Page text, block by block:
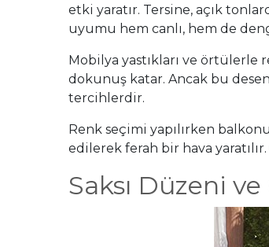
etki yaratır. Tersine, açık
uyumu hem canlı, hem de
Mobilya yastıkları ve
dokunuş katar. Ancak bu
tercihlerdir.
Renk seçimi yapılırken
edilerek ferah bir hava
Saksı Düzeni